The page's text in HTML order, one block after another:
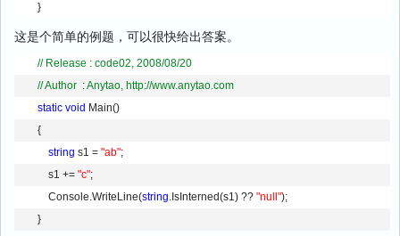
        }
这是个简单的例题，可以很快给出答案。
// Release : code02, 2008/08/20
// Author  : Anytao, http://www.anytao.com
static void Main()
        {
string s1 = "ab";
            s1 +=
"c";
            Console.WriteLine(
string.IsInterned(s1) ?? "null");
        }